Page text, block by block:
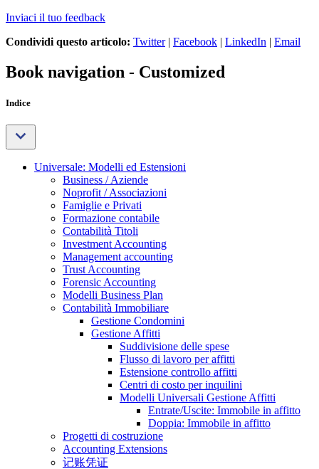
Inviaci il tuo feedback
Condividi questo articolo: Twitter| Facebook | LinkedIn | Email
Book navigation - Customized
Indice
Universale: Modelli ed Estensioni
Business / Aziende
Noprofit / Associazioni
Famiglie e Privati
Formazione contabile
Contabilità Titoli
Investment Accounting
Management accounting
Trust Accounting
Forensic Accounting
Modelli Business Plan
Contabilità Immobiliare
Gestione Condomini
Gestione Affitti
Suddivisione delle spese
Flusso di lavoro per affitti
Estensione controllo affitti
Centri di costo per inquilini
Modelli Universali Gestione Affitti
Entrate/Uscite: Immobile in affitto
Doppia: Immobile in affitto
Progetti di costruzione
Accounting Extensions
记账凭证